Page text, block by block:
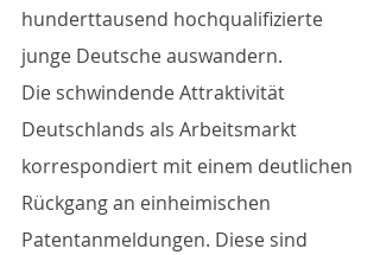
hunderttausend hochqualifizierte
junge Deutsche auswandern.
Die schwindende Attraktivität
Deutschlands als Arbeitsmarkt
korrespondiert mit einem deutlichen
Rückgang an einheimischen
Patentanmeldungen. Diese sind